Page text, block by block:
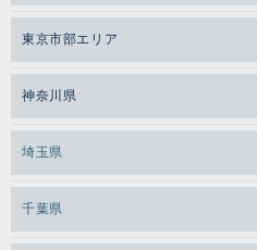
メガロスルフレ恵比寿
メガロス日比谷シャンテ
メガロス田端
東京市部エリア
メガロス三鷹
メガロスルフレ三鷹
神奈川県
メガロス上永谷
メガロスルフレ上永谷
埼玉県
メガロスルフレ草加
千葉県